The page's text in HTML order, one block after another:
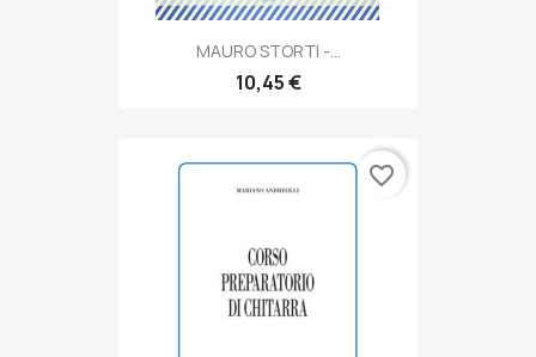
MAURO STORTI -...
10,45 €
favorite_border